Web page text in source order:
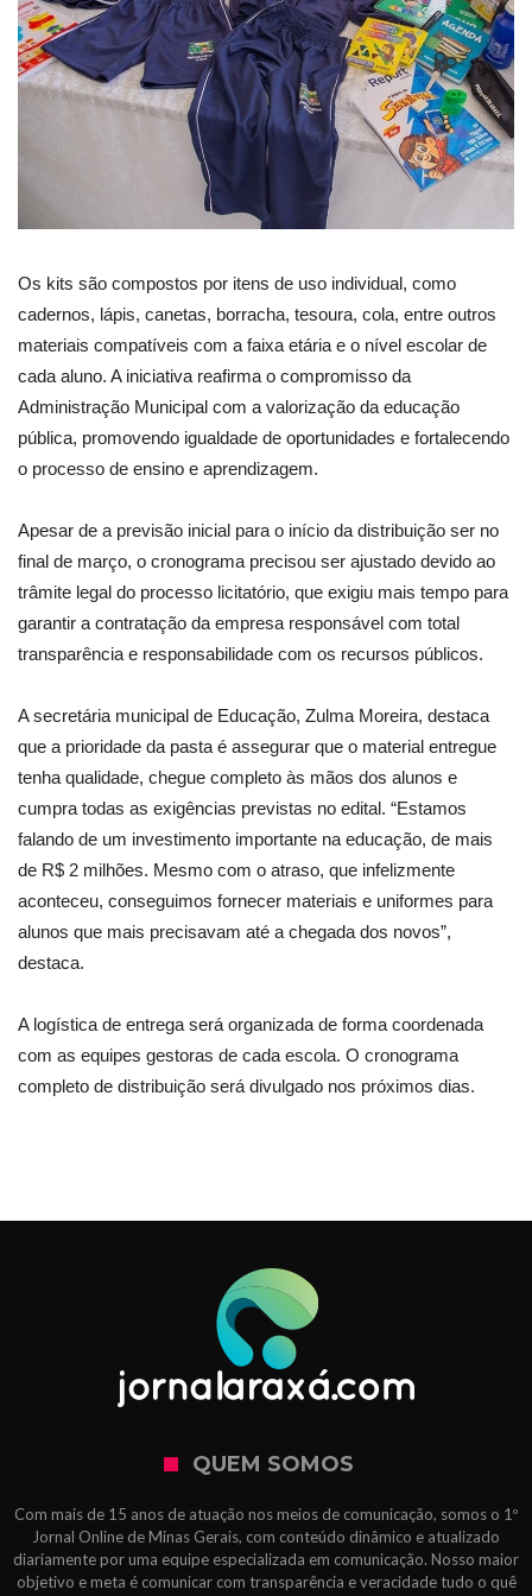
Os kits são compostos por itens de uso individual, como
cadernos, lápis, canetas, borracha, tesoura, cola, entre outros
materiais compatíveis com a faixa etária e o nível escolar de
cada aluno. A iniciativa reafirma o compromisso da
Administração Municipal com a valorização da educação
pública, promovendo igualdade de oportunidades e fortalecendo
o processo de ensino e aprendizagem.
Apesar de a previsão inicial para o início da distribuição ser no
final de março, o cronograma precisou ser ajustado devido ao
trâmite legal do processo licitatório, que exigiu mais tempo para
garantir a contratação da empresa responsável com total
transparência e responsabilidade com os recursos públicos.
A secretária municipal de Educação, Zulma Moreira, destaca
que a prioridade da pasta é assegurar que o material entregue
tenha qualidade, chegue completo às mãos dos alunos e
cumpra todas as exigências previstas no edital. “Estamos
falando de um investimento importante na educação, de mais
de R$ 2 milhões. Mesmo com o atraso, que infelizmente
aconteceu, conseguimos fornecer materiais e uniformes para
alunos que mais precisavam até a chegada dos novos”,
destaca.
A logística de entrega será organizada de forma coordenada
com as equipes gestoras de cada escola. O cronograma
completo de distribuição será divulgado nos próximos dias.
QUEM SOMOS
Com mais de 15 anos de atuação nos meios de comunicação, somos o 1º
Jornal Online de Minas Gerais, com conteúdo dinâmico e atualizado
diariamente por uma equipe especializada em comunicação. Nosso maior
objetivo e meta é comunicar com transparência e veracidade tudo o quê